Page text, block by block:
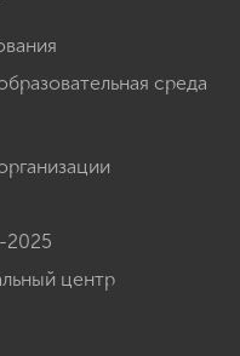
среда
2025
центр